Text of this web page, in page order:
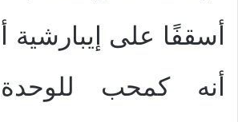
أسقفًا على
أنه كمحب